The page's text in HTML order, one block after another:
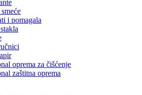
i pomagala
oprema za čišćenje
zaštitna oprema